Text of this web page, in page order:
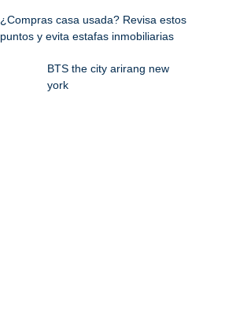
¿Compras casa usada? Revisa estos
puntos y evita estafas inmobiliarias
BTS the city arirang new
york